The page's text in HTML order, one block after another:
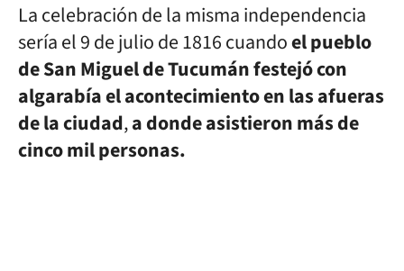
La celebración de la misma independencia
sería el 9 de julio de 1816 cuandoel pueblo
de San Miguel de Tucumán festejó con
algarabía el acontecimiento en las afueras
de la ciudad,a donde asistieron más de
cinco mil personas.